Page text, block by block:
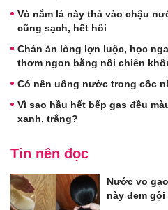
Vò nắm lá này thả vào chậu
cũng sạch, hết hôi
Chán ăn lòng lợn luộc, học
thơm ngon bằng nồi chiên
Có nên uống nước trong cốc
Vì sao hầu hết bếp gas đều
xanh, trắng?
Tin nên đọc
Nước vo
này đem